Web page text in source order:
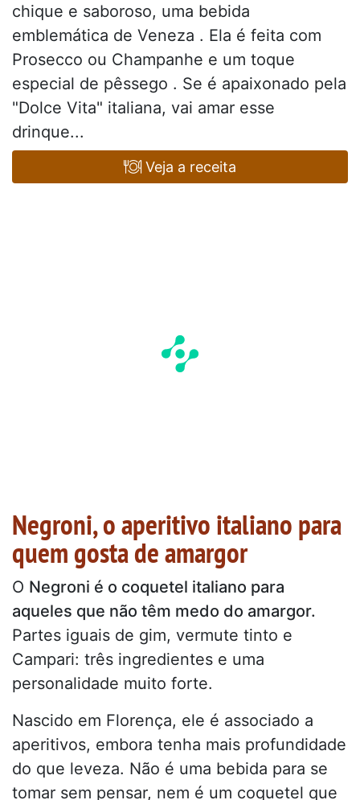
chique e saboroso, uma bebida
emblemática de Veneza . Ela é feita com
Prosecco ou Champanhe e um toque
especial de pêssego . Se é apaixonado pela
"Dolce Vita" italiana, vai amar esse
drinque...
Veja a receita
Negroni, o aperitivo italiano para
quem gosta de amargor
O Negroni é o coquetel italiano para
aqueles que não têm medo do amargor.
Partes iguais de gim, vermute tinto e
Campari: três ingredientes e uma
personalidade muito forte.
Nascido em Florença, ele é associado a
aperitivos, embora tenha mais profundidade
do que leveza. Não é uma bebida para se
tomar sem pensar, nem é um coquetel que